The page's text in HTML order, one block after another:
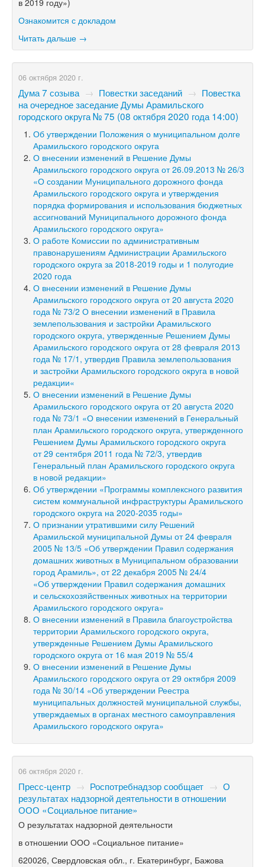
в 2019 году»)
Ознакомится с докладом
Читать дальше →
06 октября 2020 г.
Дума 7 созыва → Повестки заседаний → Повестка
на очередное заседание Думы Арамильского
городского округа № 75 (08 октября 2020 года 14:00)
Об утверждении Положения о муниципальном долге
Арамильского городского округа
О внесении изменений в Решение Думы
Арамильского городского округа от 26.09.2013 № 26/3
«О создании Муниципального дорожного фонда
Арамильского городского округа и утверждения
порядка формирования и использования бюджетных
ассигнований Муниципального дорожного фонда
Арамильского городского округа»
О работе Комиссии по административным
правонарушениям Администрации Арамильского
городского округа за 2018-2019 годы и 1 полугодие
2020 года
О внесении изменений в Решение Думы
Арамильского городского округа от 20 августа 2020
года № 73/2 О внесении изменений в Правила
землепользования и застройки Арамильского
городского округа, утвержденные Решением Думы
Арамильского городского округа от 28 февраля 2013
года № 17/1, утвердив Правила землепользования
и застройки Арамильского городского округа в новой
редакции«
О внесении изменений в Решение Думы
Арамильского городского округа от 20 августа 2020
года № 73/1 «О внесении изменений в Генеральный
план Арамильского городского округа, утвержденного
Решением Думы Арамильского городского округа
от 29 сентября 2011 года № 72/3, утвердив
Генеральный план Арамильского городского округа
в новой редакции»
Об утверждении «Программы комплексного развития
систем коммунальной инфраструктуры Арамильского
городского округа на 2020-2035 годы»
О признании утратившими силу Решений
Арамильской муниципальной Думы от 24 февраля
2005 № 13/5 «Об утверждении Правил содержания
домашних животных в Муниципальном образовании
город Арамиль», от 22 декабря 2005 № 24/4
«Об утверждении Правил содержания домашних
и сельскохозяйственных животных на территории
Арамильского городского округа»
О внесении изменений в Правила благоустройства
территории Арамильского городского округа,
утвержденные Решением Думы Арамильского
городского округа от 16 мая 2019 № 55/4
О внесении изменений в Решение Думы
Арамильского городского округа от 29 октября 2009
года № 30/14 «Об утверждении Реестра
муниципальных должностей муниципальной службы,
утверждаемых в органах местного самоуправления
Арамильского городского округа»
06 октября 2020 г.
Пресс-центр → Роспотребнадзор сообщает → О
результатах надзорной деятельности в отношении
ООО «Социальное питание»
О результатах надзорной деятельности
в отношении ООО «Социальное питание»
620026, Свердловская обл., г. Екатеринбург, Бажова